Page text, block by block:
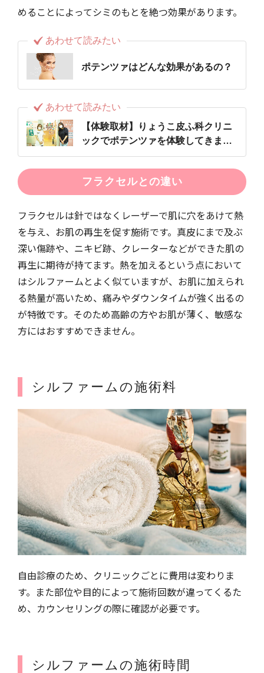
めることによってシミのもとを絶つ効果があります。
あわせて読みたい
ポテンツァはどんな効果があるの？
あわせて読みたい
【体験取材】りょうこ皮ふ科クリニ
ックでポテンツァを体験してきまし
た！
フラクセルとの違い
フラクセルは針ではなくレーザーで肌に穴をあけて熱
を与え、お肌の再生を促す施術です。真皮にまで及ぶ
深い傷跡や、ニキビ跡、クレーターなどができた肌の
再生に期待が持てます。熱を加えるという点において
はシルファームとよく似ていますが、お肌に加えられ
る熱量が高いため、痛みやダウンタイムが強く出るの
が特徴です。そのため高齢の方やお肌が薄く、敏感な
方にはおすすめできません。
シルファームの施術料
自由診療のため、クリニックごとに費用は変わりま
す。また部位や目的によって施術回数が違ってくるた
め、カウンセリングの際に確認が必要です。
シルファームの施術時間